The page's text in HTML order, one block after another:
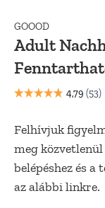
GOOOD
Adult
Felhívjuk
meg közvetlenül
belépéshez és
az alábbi linkre.